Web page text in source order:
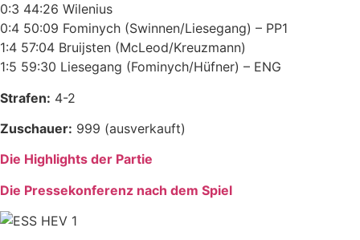
0:3 44:26 Wilenius
0:4 50:09 Fominych (Swinnen/Liesegang) – PP1
1:4 57:04 Bruijsten (McLeod/Kreuzmann)
1:5 59:30 Liesegang (Fominych/Hüfner) – ENG
Strafen: 4-2
Zuschauer: 999 (ausverkauft)
Die Highlights der Partie
Die Pressekonferenz nach dem Spiel